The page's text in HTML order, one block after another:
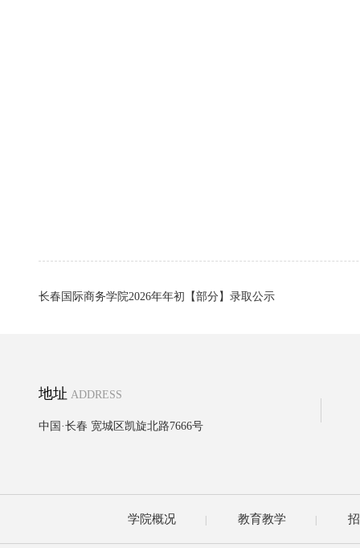
长春国际商务学院2026年年初【部分】录取公示
地址 ADDRESS
中国·长春 宽城区凯旋北路7666号
学院概况 | 教育教学 |